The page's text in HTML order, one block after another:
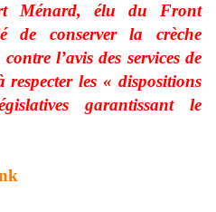
Ménard, élu du Front
de conserver la crèche
l’avis des services de
les « dispositions
garantissant le